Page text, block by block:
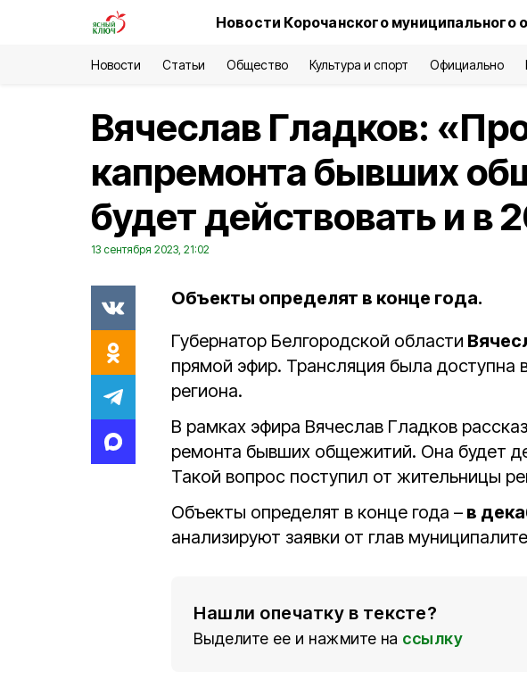
Новости Корочанского муниципального
Новости Статьи Общество Культура и спорт Официально
Вячеслав Гладков:
капремонта бывших
будет действовать и в
13 сентября 2023, 21:02
Объекты определят в конце года.
Губернатор Белгородской области
прямой эфир. Трансляция была доступна
региона.
В рамках эфира Вячеслав Гладков
ремонта бывших общежитий. Она будет
Такой вопрос поступил от жительницы
Объекты определят в конце года – в
анализируют заявки от глав
Нашли опечатку в тексте?
Выделите ее и нажмите на ссылку